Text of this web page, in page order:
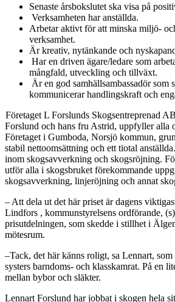
Senaste årsbokslutet ska visa på
Verksamheten har anställda.
Arbetar aktivt för att minska miljö-
verksamhet.
Är kreativ, nytänkande och
Har en driven ägare/ledare som
mångfald, utveckling och tillväxt.
Är en god samhällsambassadör som
kommunicerar handlingskraft och
Företaget L Forslunds Skogsentreprenad
Forslund och hans fru Astrid, uppfyller alla
Företaget i Gumboda, Norsjö kommun,
stabil nettoomsättning och ett tiotal
inom skogsavverkning och skogsröjning.
utför alla i skogsbruket förekommande
skogsavverkning, linjeröjning och annat
– Att dela ut det här priset är dagens
Lindfors , kommunstyrelsens ordförande,
prisutdelningen, som skedde i stillhet i
mötesrum.
–Tack, det här känns roligt, sa Lennart,
systers barndoms- och klasskamrat. På en
mellan bybor och släkter.
Lennart Forslund har jobbat i skogen hela